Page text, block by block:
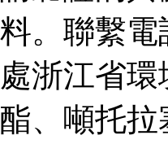
料。聯繫
處浙江省
酯、噸托